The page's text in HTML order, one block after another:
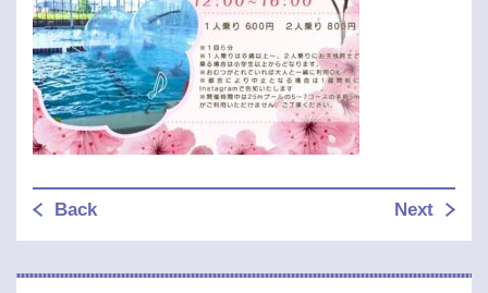
Back Next